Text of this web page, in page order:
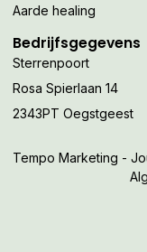
Aarde healing
Bedrijfsgegevens
Sterrenpoort
Rosa Spierlaan 14
2343PT Oegstgeest
Tempo Marketing -